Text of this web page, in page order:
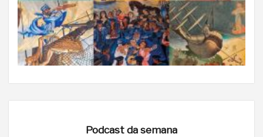
Podcast da semana